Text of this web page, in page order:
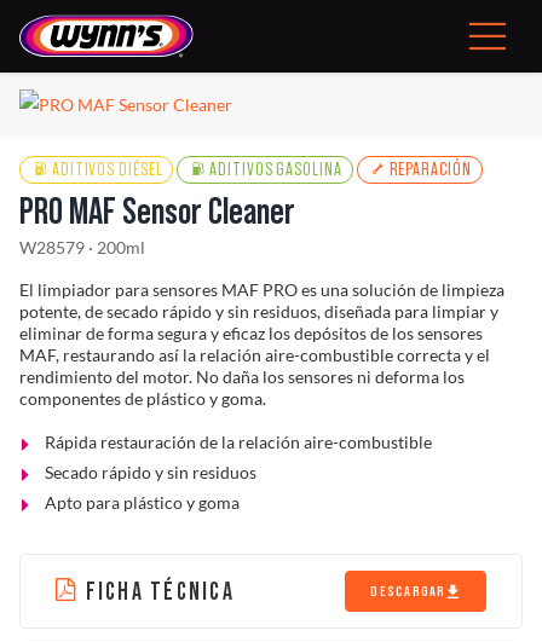
content
Toggle
Consumidor
ES
Productos Profesionales
Consejos
Noticias
Sobre Wynn’s
Solucionador de Problemas
ADITIVOS DIÉSEL ADITIVOS GASOLINA REPARACIÓN
PRO MAF Sensor Cleaner
W28579 · 200ml
El limpiador para sensores MAF PRO es una solución de limpieza
potente, de secado rápido y sin residuos, diseñada para limpiar y
eliminar de forma segura y eficaz los depósitos de los sensores
MAF, restaurando así la relación aire-combustible correcta y el
rendimiento del motor. No daña los sensores ni deforma los
componentes de plástico y goma.
Rápida restauración de la relación aire-combustible
Secado rápido y sin residuos
Apto para plástico y goma
FICHA TÉCNICA DESCARGAR